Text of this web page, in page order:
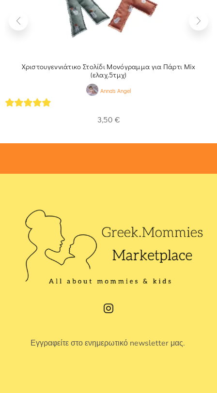
Χριστουγεννιάτικο Στολίδι Μονόγραμμα για Πάρτι Mix
(ελαχ.5τμχ)
Anna's Angel
3,50 €
Εγγραφείτε στο ενημερωτικό newsletter μας.